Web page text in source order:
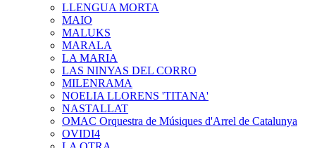
LLENGUA MORTA
MAIO
MALUKS
MARALA
LA MARIA
LAS NINYAS DEL CORRO
MILENRAMA
NOELIA LLORENS 'TITANA'
NASTALLAT
OMAC Orquestra de Músiques d'Arrel de Catalunya
OVIDI4